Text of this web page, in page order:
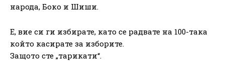
народа, Боко и Шиши.
Е, вие си ги избирате, като се радвате на 100-така
който касирате за изборите.
Защото сте „тарикати“.